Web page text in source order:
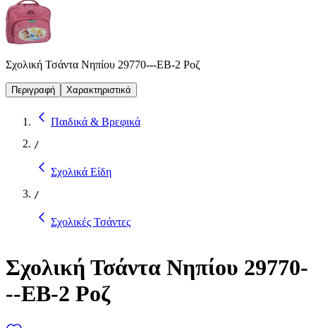
Σχολική Τσάντα Νηπίου 29770---ΕΒ-2 Ροζ
Περιγραφή Χαρακτηριστικά
Παιδικά & Βρεφικά
/
Σχολικά Είδη
/
Σχολικές Τσάντες
Σχολική Τσάντα Νηπίου 29770-
--ΕΒ-2 Ροζ